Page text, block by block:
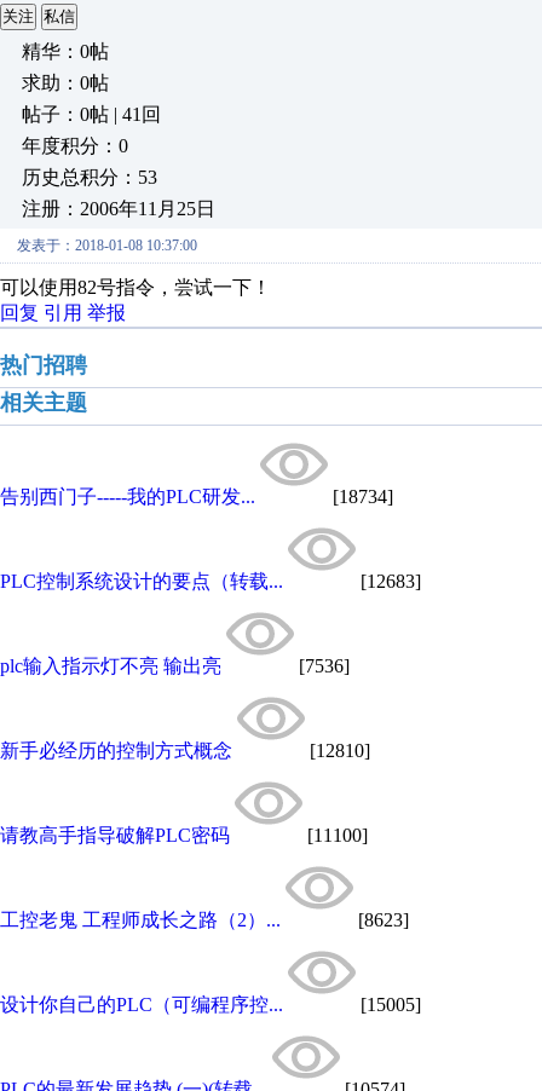
关注 私信
精华：0帖
求助：0帖
帖子：0帖 | 41回
年度积分：0
历史总积分：53
注册：2006年11月25日
发表于：2018-01-08 10:37:00
可以使用82号指令，尝试一下！
回复 引用 举报
热门招聘
相关主题
告别西门子-----我的PLC研发... [18734]
PLC控制系统设计的要点（转载... [12683]
plc输入指示灯不亮 输出亮 [7536]
新手必经历的控制方式概念 [12810]
请教高手指导破解PLC密码 [11100]
工控老鬼 工程师成长之路（2）... [8623]
设计你自己的PLC（可编程序控... [15005]